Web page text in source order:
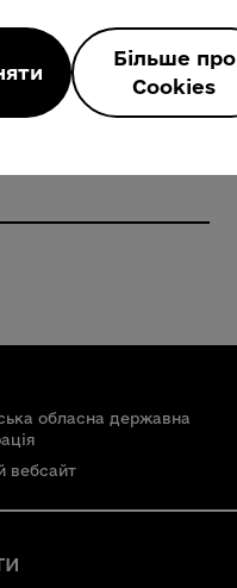
Громади Закарпаття
обласна державна
вебсайт
Більше про
Cookies